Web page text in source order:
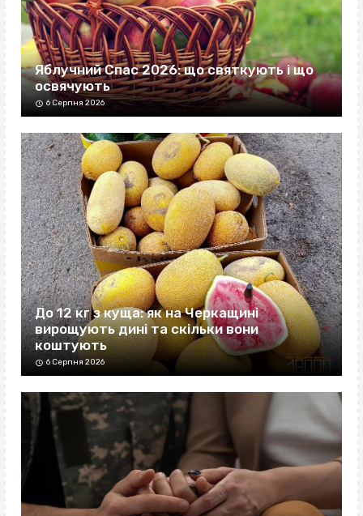
Яблучний Спас 2026: що святкують і що
освячують
6 Серпня 2026
До 12 кг з куща: як на Черкащині
вирощують дині та скільки вони
коштують
6 Серпня 2026